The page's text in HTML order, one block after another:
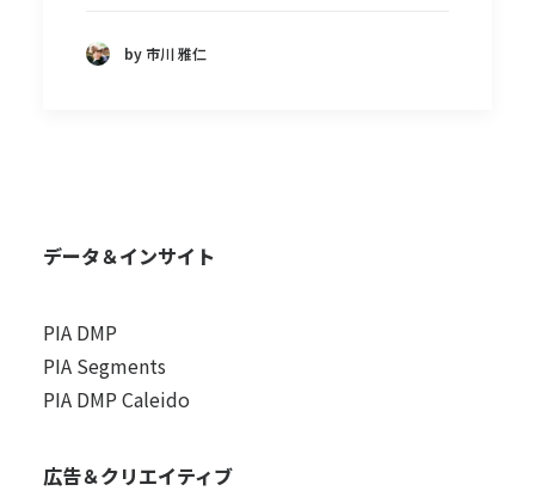
by 市川 雅仁
データ＆インサイト
PIA DMP
PIA Segments
PIA DMP Caleido
広告＆クリエイティブ